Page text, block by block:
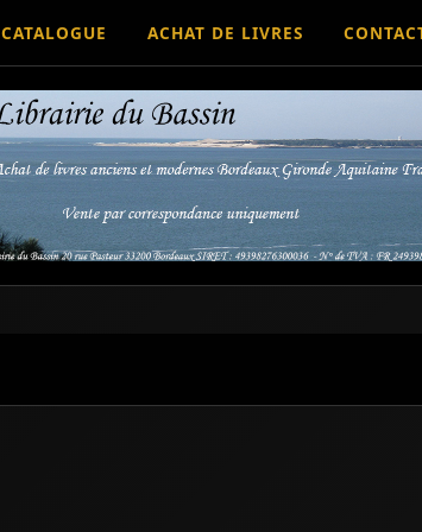
CATALOGUE ACHAT DE LIVRES